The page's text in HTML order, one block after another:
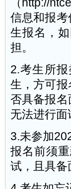
（http://
信息和报
生报名，
担。
2.考生所
生，方可
否具备报
无法进行面
3.未参加
报名前须
试，且具备